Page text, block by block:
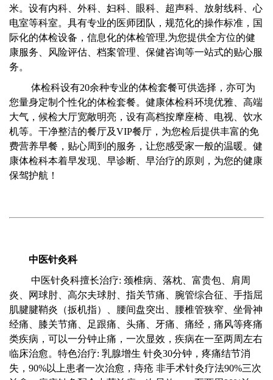
米。设有内科、外科、妇科、眼科、超声科、放射线科、心
电室等科室。具有专业的医师团队，规范化的操作标准，国
际化的体检设备，信息化的体检管理,为您提供全方位的健
康服务、风险评估、档案管理、保健咨询等一站式的贴心服
务。
体检科设有20余种专业的体检套餐可供选择，亦可为
您量身定制个性化的体检套餐。健康体检科环境优雅、高端
大气，候检大厅宽敞明亮，设有高档按摩座椅、电视、饮水
机等。干净整洁的餐厅及VIP餐厅，为您检后提供丰富的免
费营养早餐，贴心周到的服务，让您感受家一般的温暖。健
康体检科本着早发现、早诊断、早治疗的原则，为您的健康
保驾护航！
中医针灸科
中医针灸科擅长治疗: 颈椎病、落枕、富贵包、肩周
炎、网球肘、高尔夫球肘、指关节痛、腕管综合征、手指屈
肌腱腱鞘炎（扳机指）、腰间盘突出、腰椎管狭窄、坐骨神
经痛、膝关节痛、足跟痛、头痛、牙痛、痛经，痛风等疼痛
类疾病，可以一分钟止痛，一次显效，疾病在一至两周左右
临床治愈。特色治疗: 乳腺增生 针灸30分钟，疼痛结节消
失，90%以上患者一次治愈，痔疮 非手术针灸疗法90%三次